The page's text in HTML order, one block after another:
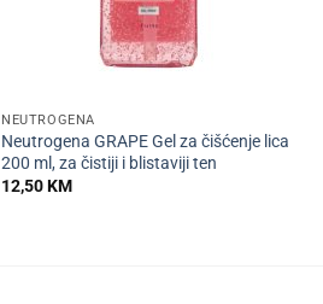
NEUTROGENA
Neutrogena GRAPE Gel za čišćenje lica
200 ml, za čistiji i blistaviji ten
12,50KM